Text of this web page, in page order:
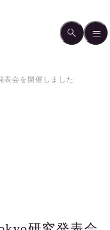
会を開催しました